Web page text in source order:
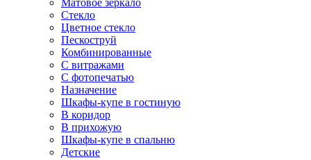
Матовое зеркало
Стекло
Цветное стекло
Пескоструй
Комбинированные
С витражами
С фотопечатью
Назначение
Шкафы-купе в гостиную
В коридор
В прихожую
Шкафы-купе в спальню
Детские